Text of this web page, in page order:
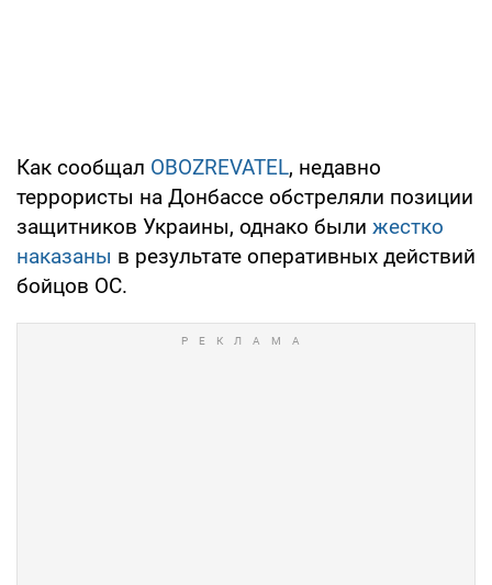
Как сообщал OBOZREVATEL, недавно
террористы на Донбассе обстреляли позиции
защитников Украины, однако были жестко
наказаны в результате оперативных действий
бойцов ОС.